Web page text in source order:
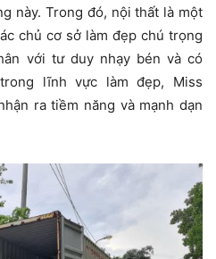
này. Trong đó, nội thất là một
chủ cơ sở làm đẹp chú trọng
với tư duy nhạy bén và có
lĩnh vực làm đẹp, Miss
ra tiềm năng và mạnh dạn